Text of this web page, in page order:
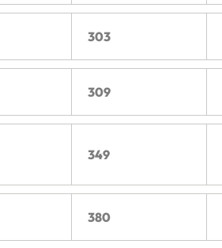
303
309
349
380